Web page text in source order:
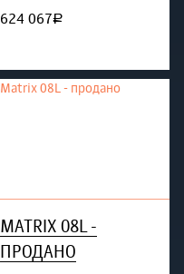
624 067руб.
MATRIX 08L -
ПРОДАНО